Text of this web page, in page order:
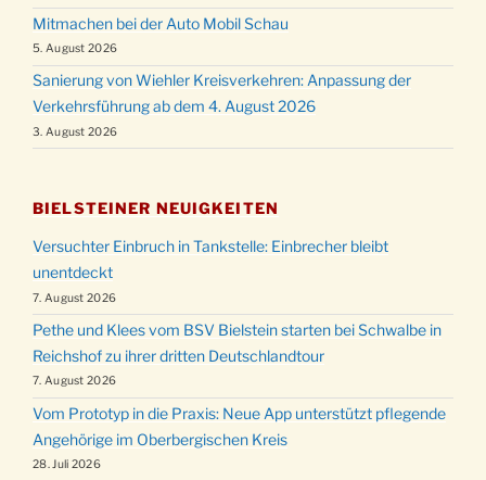
Mitmachen bei der Auto Mobil Schau
5. August 2026
Sanierung von Wiehler Kreisverkehren: Anpassung der
Verkehrsführung ab dem 4. August 2026
3. August 2026
BIELSTEINER NEUIGKEITEN
Versuchter Einbruch in Tankstelle: Einbrecher bleibt
unentdeckt
7. August 2026
Pethe und Klees vom BSV Bielstein starten bei Schwalbe in
Reichshof zu ihrer dritten Deutschlandtour
7. August 2026
Vom Prototyp in die Praxis: Neue App unterstützt pflegende
Angehörige im Oberbergischen Kreis
28. Juli 2026